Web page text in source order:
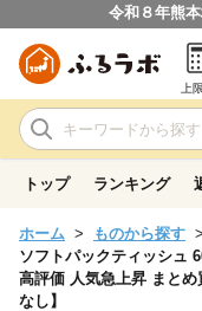
令和８年熊
上
トップ ランキング
ホーム ものから探す
ソフトパックティッシュ
高評価 人気急上昇 まと
なし】